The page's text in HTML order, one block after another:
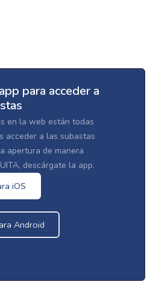
para acceder a
en la web están todas
acceder a las subastas
apertura de manera
descárgate la app.
iOS
Android